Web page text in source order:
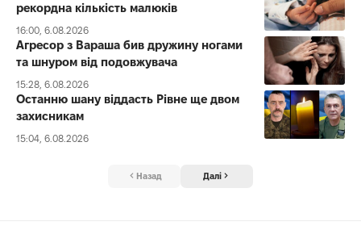
рекордна кількість малюків
16:00, 6.08.2026
Агресор з Вараша бив дружину ногами
та шнуром від подовжувача
15:28, 6.08.2026
Останню шану віддасть Рівне ще двом
захисникам
15:04, 6.08.2026
Назад Далі